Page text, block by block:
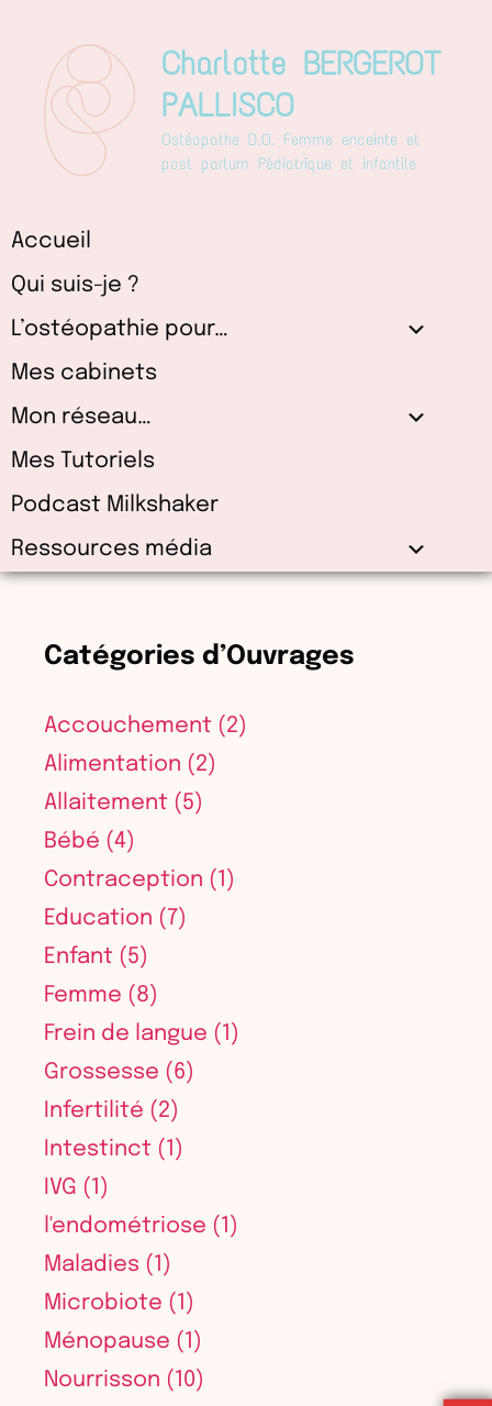
contenu
Charlotte BERGEROT
PALLISCO
Ostéopathe D.O. Femme enceinte et
post partum Pédiatrique et infantile
Accueil
Qui suis-je ?
L’ostéopathie pour…
Mes cabinets
Mon réseau…
Mes Tutoriels
Podcast Milkshaker
Ressources média
Catégories d’Ouvrages
Accouchement (2)
Alimentation (2)
Allaitement (5)
Bébé (4)
Contraception (1)
Education (7)
Enfant (5)
Femme (8)
Frein de langue (1)
Grossesse (6)
Infertilité (2)
Intestinct (1)
IVG (1)
l'endométriose (1)
Maladies (1)
Microbiote (1)
Ménopause (1)
Nourrisson (10)